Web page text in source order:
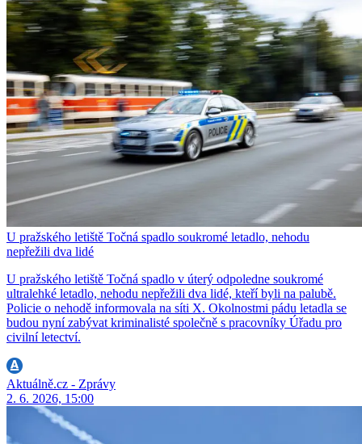
U pražského letiště Točná spadlo soukromé letadlo, nehodu
nepřežili dva lidé
U pražského letiště Točná spadlo v úterý odpoledne soukromé
ultralehké letadlo, nehodu nepřežili dva lidé, kteří byli na palubě.
Policie o nehodě informovala na síti X. Okolnostmi pádu letadla se
budou nyní zabývat kriminalisté společně s pracovníky Úřadu pro
civilní letectví.
Aktuálně.cz - Zprávy
2. 6. 2026, 15:00